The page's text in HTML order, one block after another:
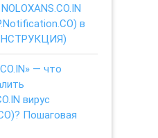
в
— что
вирус
Пошаговая